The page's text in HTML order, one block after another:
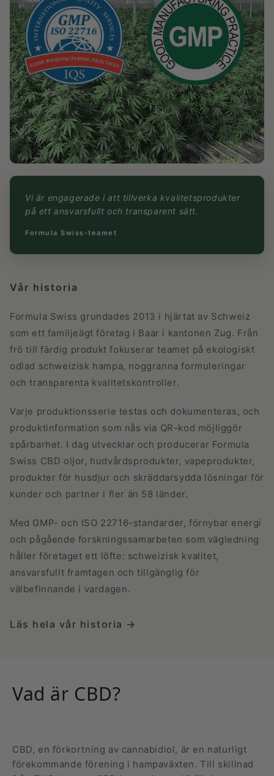
Vi är engagerade i att tillverka kvalitetsprodukter
på ett ansvarsfullt och transparent sätt.
Formula Swiss-teamet
Vår historia
Formula Swiss grundades 2013 i hjärtat av Schweiz
som ett familjeägt företag i Baar i kantonen Zug. Från
frö till färdig produkt fokuserar teamet på ekologiskt
odlad schweizisk hampa, noggranna formuleringar
och transparenta kvalitetskontroller.
Varje produktionsserie testas och dokumenteras, och
produktinformation som nås via QR-kod möjliggör
spårbarhet. I dag utvecklar och producerar Formula
Swiss CBD oljor, hudvårdsprodukter, vapeprodukter,
produkter för husdjur och skräddarsydda lösningar för
kunder och partner i fler än 58 länder.
Med GMP- och ISO 22716-standarder, förnybar energi
och pågående forskningssamarbeten som vägledning
håller företaget ett löfte: schweizisk kvalitet,
ansvarsfullt framtagen och tillgänglig för
välbefinnande i vardagen.
Läs hela vår historia →
Vad är CBD?
CBD, en förkortning av cannabidiol, är en naturligt
förekommande förening i hampaväxten. Till skillnad